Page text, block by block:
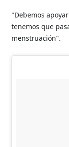
"Debemos
tenemos que
menstruación".